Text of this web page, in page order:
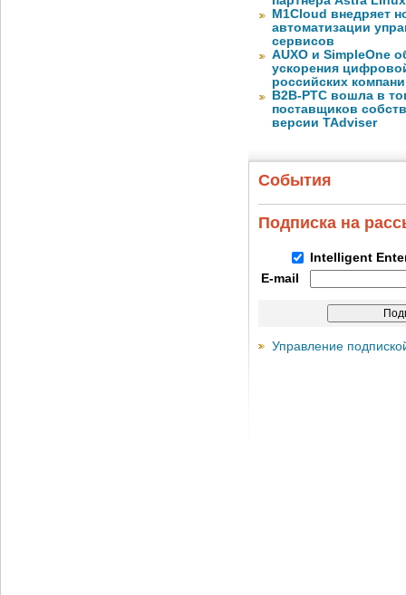
M1Cloud внедряет
автоматизации
сервисов
AUXO и SimpleOne
ускорения
российских
B2B-РТС вошла в
поставщиков
версии TAdviser
События
Подписка на
Intelligent
E-mail
Управление